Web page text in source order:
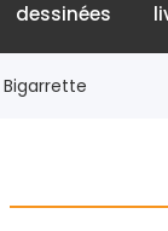
dessinées